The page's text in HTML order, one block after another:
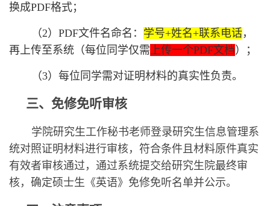
换成PDF格式；
（2）PDF文件名命名： 学号+姓名+联系电话，
再上传至系统（每位同学仅需 上传一个PDF文档）；
（3）每位同学需对证明材料的真实性负责。
三、免修免听审核
学院研究生工作秘书老师登录研究生信息管理系
统对照证明材料进行审核，符合条件且材料原件真实
有效者审核通过，通过系统提交给研究生院最终审
核，确定硕士生《英语》免修免听名单并公示。